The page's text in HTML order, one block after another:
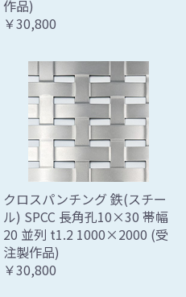
作品)
￥30,800
クロスパンチング 鉄(スチー
ル) SPCC 長角孔10×30 帯幅
20 並列 t1.2 1000×2000 (受
注製作品)
￥30,800